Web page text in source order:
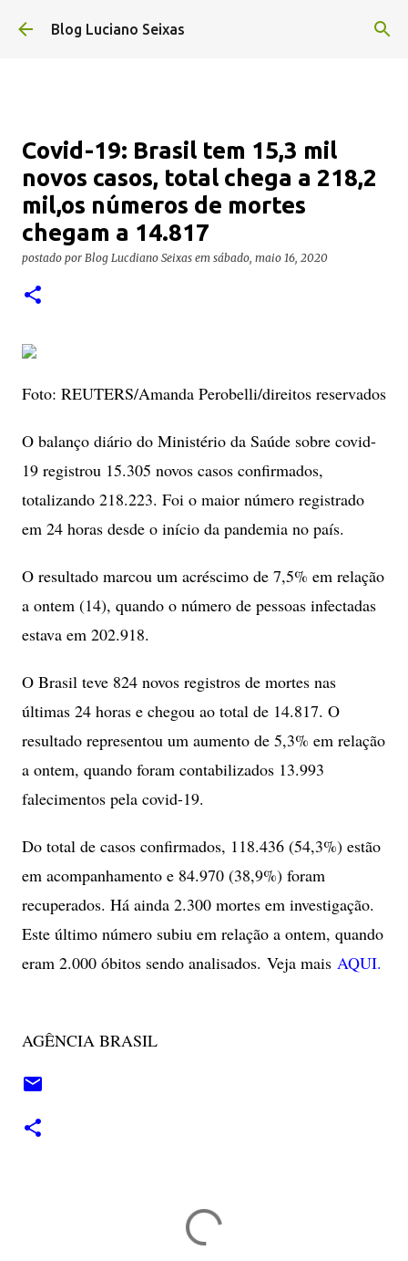
Pular para o conteúdo principal
Blog Luciano Seixas
Covid-19: Brasil tem 15,3 mil
novos casos, total chega a 218,2
mil,os números de mortes
chegam a 14.817
postado por Blog Lucdiano Seixas em sábado, maio 16, 2020
Foto: REUTERS/Amanda Perobelli/direitos reservados
O balanço diário do Ministério da Saúde sobre covid-
19 registrou 15.305 novos casos confirmados,
totalizando 218.223. Foi o maior número registrado
em 24 horas desde o início da pandemia no país.
O resultado marcou um acréscimo de 7,5% em relação
a ontem (14), quando o número de pessoas infectadas
estava em 202.918.
O Brasil teve 824 novos registros de mortes nas
últimas 24 horas e chegou ao total de 14.817. O
resultado representou um aumento de 5,3% em relação
a ontem, quando foram contabilizados 13.993
falecimentos pela covid-19.
Do total de casos confirmados, 118.436 (54,3%) estão
em acompanhamento e 84.970 (38,9%) foram
recuperados. Há ainda 2.300 mortes em investigação.
Este último número subiu em relação a ontem, quando
eram 2.000 óbitos sendo analisados. Veja mais AQUI.
AGÊNCIA BRASIL